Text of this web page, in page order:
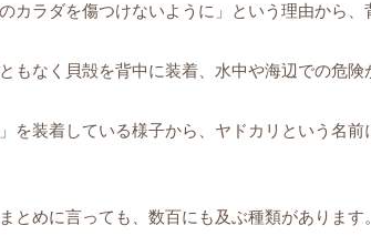
カラダを傷つけないように」という理由から
もなく貝殻を背中に装着、水中や海辺での危
を装着している様子から、ヤドカリという名前
とめに言っても、数百にも及ぶ種類があります。